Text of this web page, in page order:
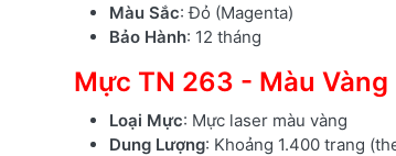
Màu Sắc: Đỏ (Magenta)
Bảo Hành: 12 tháng
Mực TN 263 - Màu Vàng
Loại Mực: Mực laser màu vàng
Dung Lượng: Khoảng 1.400 trang